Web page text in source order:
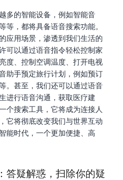
多的智能设备，例如智能音
等，都将具备语音搜索功能。
应用场景，渗透到我们生活的
可以通过语音指令轻松控制家
度、控制空调温度、打开电视
助手预定旅行计划，例如预订
。甚至，我们还可以通过语音
进行语音沟通，获取医疗建
个搜索工具，它将成为连接人
它将彻底改变我们与世界互动
能时代，一个更加便捷、高
答疑解惑，扫除你的疑